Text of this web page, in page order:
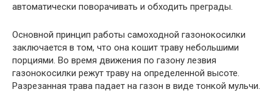
автоматически поворачивать и обходить преграды.
Основной принцип работы самоходной газонокосилки
заключается в том, что она кошит траву небольшими
порциями. Во время движения по газону лезвия
газонокосилки режут траву на определенной высоте.
Разрезанная трава падает на газон в виде тонкой мульчи.